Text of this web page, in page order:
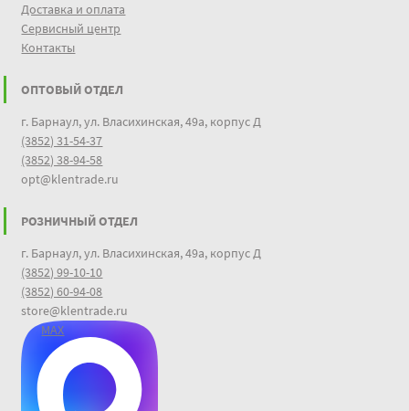
Доставка и оплата
Сервисный центр
Контакты
ОПТОВЫЙ ОТДЕЛ
г. Барнаул, ул. Власихинская, 49а, корпус Д
(3852) 31-54-37
(3852) 38-94-58
opt@klentrade.ru
РОЗНИЧНЫЙ ОТДЕЛ
г. Барнаул, ул. Власихинская, 49а, корпус Д
(3852) 99-10-10
(3852) 60-94-08
store@klentrade.ru
MAX